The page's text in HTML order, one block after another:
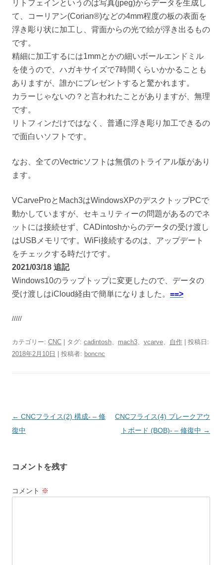
リトフェインというのは写真(jpeg)からデータを生成し
て、コーリアン(Corian®)などの4mm程度の板の表面を
浮き彫り状に加工し、背面からの光で絵が浮き出るもの
です。
精細に加工するには1mmとかの細いボールエンドミル
を使うので、ハガキサイズで7時間くらいかかることも
ありますが、誰かにプレゼントすると驚かれます。
カラーじゃないの？と言われたことがありますが、無理
です。
リトフィンだけではなく、普通に浮き彫り加工できるの
で面白いソフトです。
なお、全てのVectricソフトは無償のトライアル版があり
ます。
VCarveProとMach3はWindowsXPのデスクトップPCで
動かしていますが、セキュリティーの問題があるのでネ
ットには接続せず、CADintoshからのデータの受け渡し
はUSBメモリです。WiFi接続するのは、アップデート
をチェックする時だけです。
2021/03/18 追記
Windows10のラップトップに変更したので、データの
受け渡しはiCloud経由で簡単になりました。 ==>
/////
カテゴリー: CNC | タグ: cadintosh mach3 vcarve 自作 | 投稿日:
2018年2月10日 | 投稿者: boncnc
投
稿
ゲ
シ
← CNCフライス(2) 構成- – 修
復中
CNCフライス(4) ブレークアウ
トボード (BOB)- – 修復中 →
コメントを残す
コメント ※